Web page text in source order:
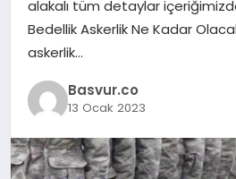
alakalı tüm detaylar
Bedellik Askerlik Ne Kadar
askerlik…
Basvur.co
13 Ocak 2023